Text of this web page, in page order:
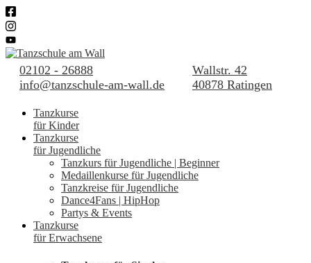
02102 - 26888
info@tanzschule-am-wall.de
Wallstr. 42
40878 Ratingen
Tanzkurse
für Kinder
Tanzkurse
für Jugendliche
Tanzkurs für Jugendliche | Beginner
Medaillenkurse für Jugendliche
Tanzkreise für Jugendliche
Dance4Fans | HipHop
Partys & Events
Tanzkurse
für Erwachsene